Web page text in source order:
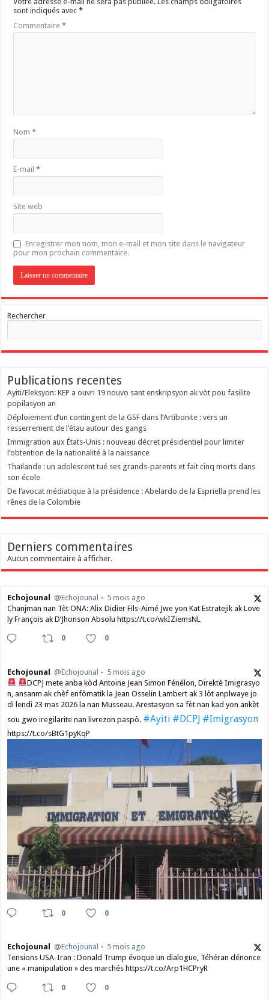
sont indiqués avec*
Commentaire*
Nom*
E-mail*
Site web
Enregistrer mon nom, mon e-mail et mon site dans le navigateur
pour mon prochain commentaire.
Rechercher
Publications recentes
‎Ayiti/Eleksyon: KEP a ouvri 19 nouvo sant enskripsyon ak vòt pou fasilite
popilasyon an
Déploiement d’un contingent de la GSF dans l’Artibonite : vers un
resserrement de l’étau autour des gangs
Immigration aux États-Unis : nouveau décret présidentiel pour limiter
l’obtention de la nationalité à la naissance
Thaïlande : un adolescent tué ses grands-parents et fait cinq morts dans
son école
De l’avocat médiatique à la présidence : Abelardo de la Espriella prend les
rênes de la Colombie
Derniers commentaires
Aucun commentaire à afficher.
Echojounal @Echojounal
5 mois ago
Chanjman nan Tèt ONA: Alix Didier Fils-Aimé Jwe yon Kat Estratejik ak Love
ly François ak D’Jhonson Absolu https://t.co/wkIZiemsNL
0 0
Echojounal @Echojounal
5 mois ago
DCPJ mete anba kòd Antoine Jean Simon Fénélon, Direktè Imigrasyo
n, ansanm ak chèf enfòmatik la Jean Osselin Lambert ak 3 lòt anplwaye jo
di lendi 23 mas 2026 la nan Musseau. Arestasyon sa fèt nan kad yon ankèt
sou gwo iregilarite nan livrezon paspò. #Ayiti #DCPJ #Imigrasyon
https://t.co/sBtG1pyKqP
0 0
Echojounal @Echojounal
5 mois ago
Tensions USA-Iran : Donald Trump évoque un dialogue, Téhéran dénonce
une « manipulation » des marchés https://t.co/Arp1HCPryR
0 0